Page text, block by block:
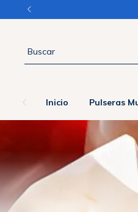
Inicio Pulseras